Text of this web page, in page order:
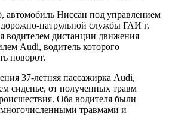
автомобиль Ниссан под управлением
дорожно-патрульной службы ГАИ г.
водителем дистанции движения
Audi, водитель которого
поворот.
37-летняя пассажирка Audi,
сиденье, от полученных травм
Оба водителя были
травмами и